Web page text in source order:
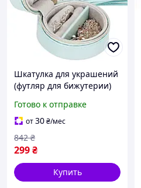
Шкатулка для украшений
(футляр для бижутерии)
Готово к отправке
от30₴/мес
299₴
842 ₴
Купить